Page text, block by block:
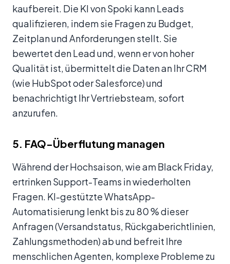
kaufbereit. Die KI von Spoki kann Leads
qualifizieren, indem sie Fragen zu Budget,
Zeitplan und Anforderungen stellt. Sie
bewertet den Lead und, wenn er von hoher
Qualität ist, übermittelt die Daten an Ihr CRM
(wie HubSpot oder Salesforce) und
benachrichtigt Ihr Vertriebsteam, sofort
anzurufen.
5. FAQ-Überflutung managen
Während der Hochsaison, wie am Black Friday,
ertrinken Support-Teams in wiederholten
Fragen. KI-gestützte WhatsApp-
Automatisierung lenkt bis zu 80 % dieser
Anfragen (Versandstatus, Rückgaberichtlinien,
Zahlungsmethoden) ab und befreit Ihre
menschlichen Agenten, komplexe Probleme zu